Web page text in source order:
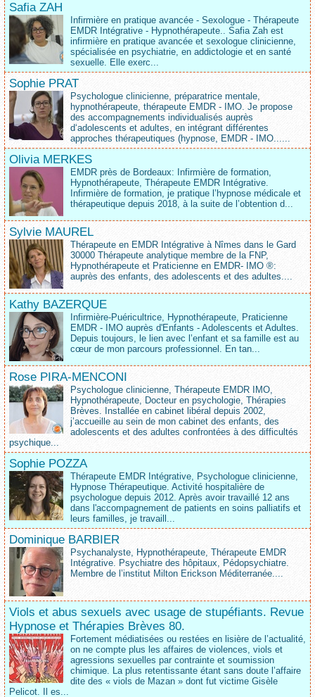
Safia ZAH
Infirmière en pratique avancée - Sexologue - Thérapeute
EMDR Intégrative - Hypnothérapeute.. Safia Zah est
infirmière en pratique avancée et sexologue clinicienne,
spécialisée en psychiatrie, en addictologie et en santé
sexuelle. Elle exerc...
Sophie PRAT
Psychologue clinicienne, préparatrice mentale,
hypnothérapeute, thérapeute EMDR - IMO. Je propose
des accompagnements individualisés auprès
d‘adolescents et adultes, en intégrant différentes
approches thérapeutiques (hypnose, EMDR - IMO......
Olivia MERKES
EMDR près de Bordeaux: Infirmière de formation,
Hypnothérapeute, Thérapeute EMDR Intégrative.
Infirmière de formation, je pratique l’hypnose médicale et
thérapeutique depuis 2018, à la suite de l’obtention d...
Sylvie MAUREL
Thérapeute en EMDR Intégrative à Nîmes dans le Gard
30000 Thérapeute analytique membre de la FNP,
Hypnothérapeute et Praticienne en EMDR- IMO ®:
auprès des enfants, des adolescents et des adultes....
Kathy BAZERQUE
Infirmière-Puéricultrice, Hypnothérapeute, Praticienne
EMDR - IMO auprès d'Enfants - Adolescents et Adultes.
Depuis toujours, le lien avec l’enfant et sa famille est au
cœur de mon parcours professionnel. En tan...
Rose PIRA-MENCONI
Psychologue clinicienne, Thérapeute EMDR IMO,
Hypnothérapeute, Docteur en psychologie, Thérapies
Brèves. Installée en cabinet libéral depuis 2002,
j’accueille au sein de mon cabinet des enfants, des
adolescents et des adultes confrontées à des difficultés
psychique...
Sophie POZZA
Thérapeute EMDR Intégrative, Psychologue clinicienne,
Hypnose Thérapeutique. Activité hospitalière de
psychologue depuis 2012. Après avoir travaillé 12 ans
dans l'accompagnement de patients en soins palliatifs et
leurs familles, je travaill...
Dominique BARBIER
Psychanalyste, Hypnothérapeute, Thérapeute EMDR
Intégrative. Psychiatre des hôpitaux, Pédopsychiatre.
Membre de l’institut Milton Erickson Méditerranée....
Viols et abus sexuels avec usage de stupéfiants. Revue
Hypnose et Thérapies Brèves 80.
Fortement médiatisées ou restées en lisière de l’actualité,
on ne compte plus les affaires de violences, viols et
agressions sexuelles par contrainte et soumission
chimique. La plus retentissante étant sans doute l’affaire
dite des « viols de Mazan » dont fut victime Gisèle
Pelicot. Il es...